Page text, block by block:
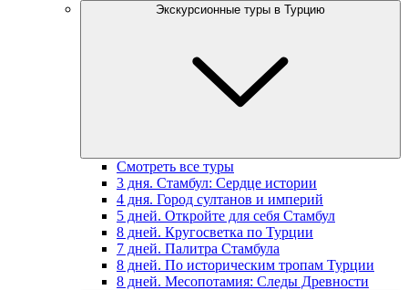
Экскурсионные туры в Турцию
Смотреть все туры
3 дня. Стамбул: Сердце истории
4 дня. Город султанов и империй
5 дней. Откройте для себя Стамбул
8 дней. Кругосветка по Турции
7 дней. Палитра Стамбула
8 дней. По историческим тропам Турции
8 дней. Месопотамия: Следы Древности